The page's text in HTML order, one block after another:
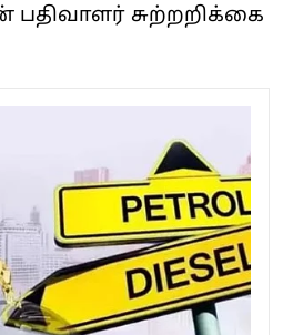
பதிவாளர் சுற்றறிக்கை